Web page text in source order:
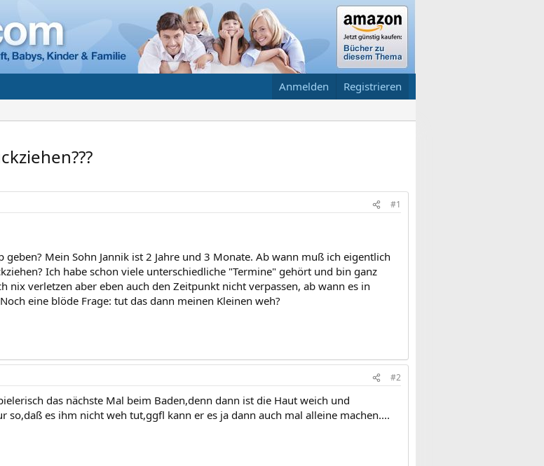
Anmelden Registrieren
#1
Mein Sohn Jannik ist 2 Jahre und 3 Monate. Ab wann muß ich eigentlich
Ich habe schon viele unterschiedliche "Termine" gehört und bin ganz
nix verletzen aber eben auch den Zeitpunkt nicht verpassen, ab wann es in
eine blöde Frage: tut das dann meinen Kleinen weh?
#2
das nächste Mal beim Baden,denn dann ist die Haut weich und
so,daß es ihm nicht weh tut,ggfl kann er es ja dann auch mal alleine machen....